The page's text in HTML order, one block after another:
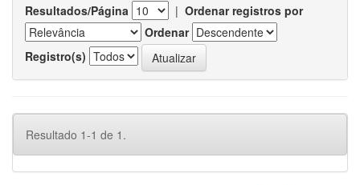
Resultados/Página | Ordenar registros por
Ordenar
Registro(s)
Resultado 1-1 de 1.